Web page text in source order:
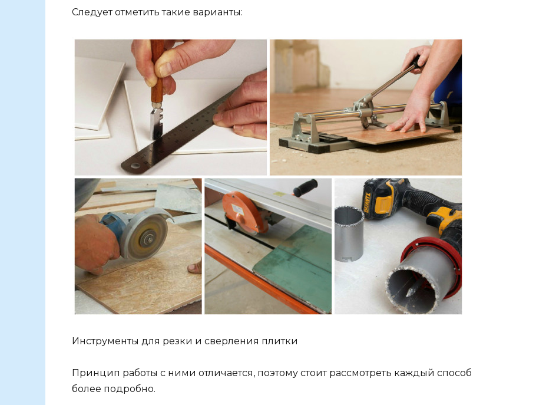
Следует отметить такие варианты:
Инструменты для резки и сверления плитки
Принцип работы с ними отличается, поэтому стоит рассмотреть каждый способ
более подробно.